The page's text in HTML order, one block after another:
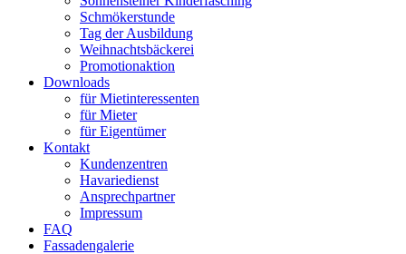
Schmökerstunde
Tag der Ausbildung
Weihnachtsbäckerei
Promotionaktion
Downloads
für Mietinteressenten
für Mieter
für Eigentümer
Kontakt
Kundenzentren
Havariedienst
Ansprechpartner
Impressum
FAQ
Fassadengalerie